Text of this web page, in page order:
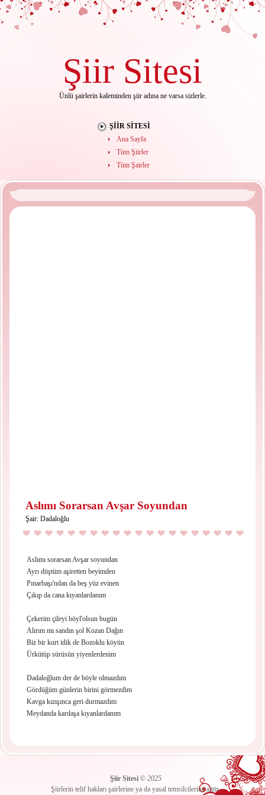
Şiir Sitesi
Ünlü şairlerin kaleminden şiir adına ne varsa sizlerle.
ŞIIR SITESI
Ana Sayfa
Tüm Şiirler
Tüm Şairler
Aslımı Sorarsan Avşar Soyundan
Şair: Dadaloğlu
Aslımı sorarsan Avşar soyundan
Ayrı düştüm aşiretten beyimden
Pınarbaşı'ndan da beş yüz evinen
Çıkıp da cana kıyanlardanım
Çekerim çileyi böyl'olsun bugün
Alırım mı sandın şol Kozan Dağın
Biz bir kurt idik de Bozoklu köyün
Ürkütüp sürüsün yiyenlerdenim
Dadaloğlum der de böyle olmazdım
Gördüğüm günlerin birini görmezdim
Kavga kızışınca geri durmazdım
Meydanda kardaşa kıyanlardanım
Şiir Sitesi© 2025
Şiirlerin telif hakları şairlerine ya da yasal temsilcilerine aittir.